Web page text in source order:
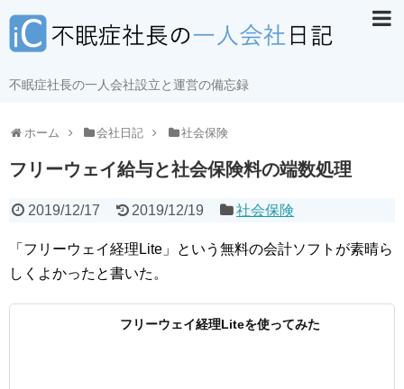
不眠症社長の一人会社設立と運営の備忘録
ホーム 会社日記 社会保険
フリーウェイ給与と社会保険料の端数処理
2019/12/17 2019/12/19 社会保険
「フリーウェイ経理Lite」という無料の会計ソフトが素晴ら
しくよかったと書いた。
フリーウェイ経理Liteを使ってみた